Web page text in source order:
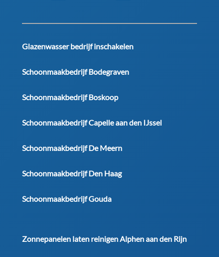
Glazenwasser bedrijf inschakelen
Schoonmaakbedrijf Bodegraven
Schoonmaakbedrijf Boskoop
Schoonmaakbedrijf Capelle aan den IJssel
Schoonmaakbedrijf De Meern
Schoonmaakbedrijf Den Haag
Schoonmaakbedrijf Gouda
Zonnepanelen laten reinigen Alphen aan den Rijn